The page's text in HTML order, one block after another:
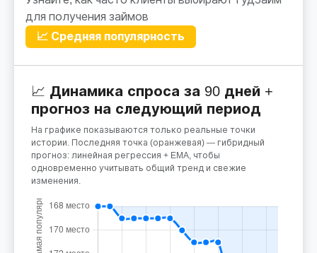
для получения займов
📈 Средняя популярность
📈 Динамика спроса за 90 дней +
прогноз на следующий период
На графике показываются только реальные точки
истории. Последняя точка (оранжевая) — гибридный
прогноз: линейная регрессия + EMA, чтобы
одновременно учитывать общий тренд и свежие
изменения.